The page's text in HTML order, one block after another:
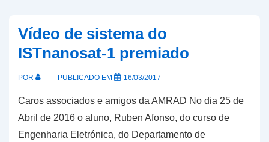
caminho
Vídeo de sistema do
ISTnanosat-1 premiado
POR PUBLICADO EM 16/03/2017
Caros associados e amigos da AMRAD No dia 25 de
Abril de 2016 o aluno, Ruben Afonso, do curso de
Engenharia Eletrónica, do Departamento de